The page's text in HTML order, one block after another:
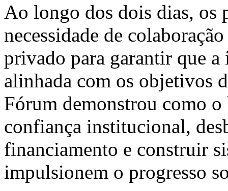
Ao longo dos dois dias, os
necessidade de
privado para garantir que
alinhada com os objetivos
Fórum demonstrou como
confiança institucional,
financiamento e construir
impulsionem o progresso